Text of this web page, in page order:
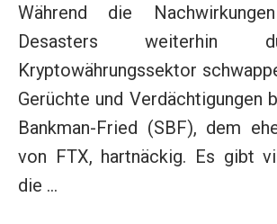
Während die
Desasters weiterhin
Kryptowährungssektor
Gerüchte und Verdächtigungen
Bankman-Fried (SBF), dem
von FTX, hartnäckig. Es gibt
die …